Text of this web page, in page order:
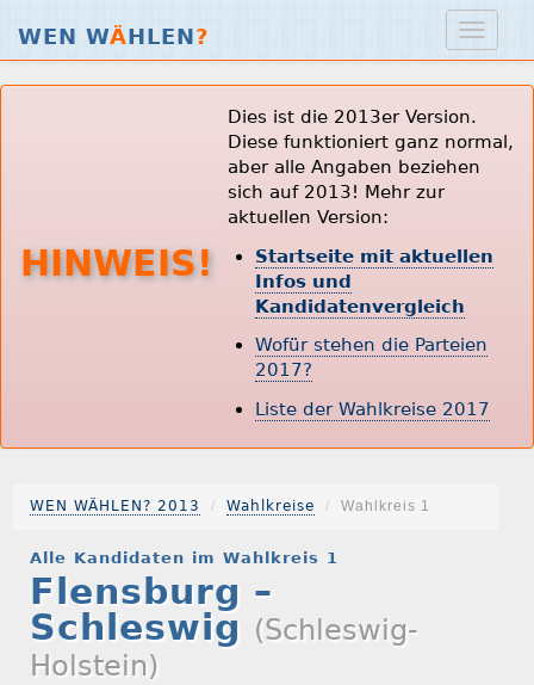
WEN WÄHLEN?
HINWEIS!
Dies ist die 2013er Version.
Diese funktioniert ganz normal,
aber alle Angaben beziehen
sich auf 2013! Mehr zur
aktuellen Version:
Startseite mit aktuellen
Infos und
Kandidatenvergleich
Wofür stehen die Parteien
2017?
Liste der Wahlkreise 2017
WEN WÄHLEN? 2013 Wahlkreise Wahlkreis 1
Alle Kandidaten im Wahlkreis 1
Flensburg –
Schleswig (Schleswig-
Holstein)